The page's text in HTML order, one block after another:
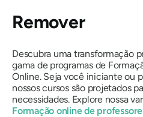
Remover
Descubra uma transformação
gama de programas de
Online. Seja você iniciante ou
nossos cursos são projetados
necessidades. Explore nossa
Formação online de